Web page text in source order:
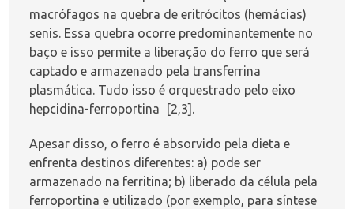
macrófagos na quebra de eritrócitos (hemácias)
senis. Essa quebra ocorre predominantemente no
baço e isso permite a liberação do ferro que será
captado e armazenado pela transferrina
plasmática. Tudo isso é orquestrado pelo eixo
hepcidina-ferroportina [2,3].
Apesar disso, o ferro é absorvido pela dieta e
enfrenta destinos diferentes: a) pode ser
armazenado na ferritina; b) liberado da célula pela
ferroportina e utilizado (por exemplo, para síntese